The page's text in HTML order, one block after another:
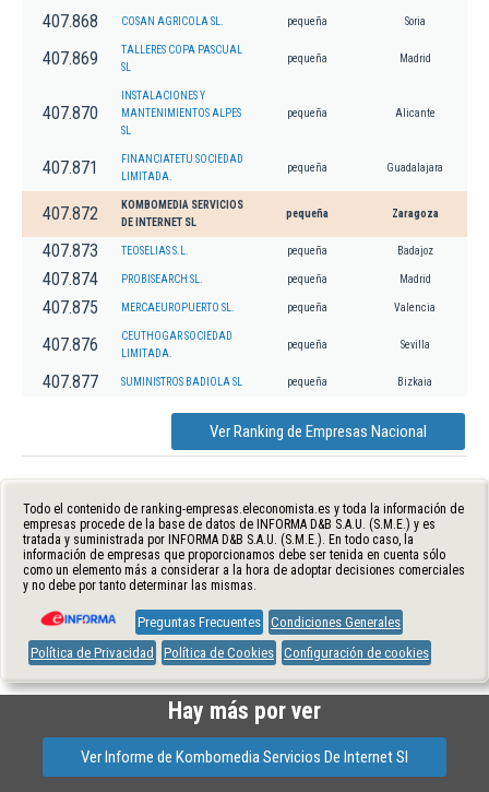
407.868 COSAN AGRICOLA SL. pequeña Soria
407.869
TALLERES COPA PASCUAL
SL
pequeña Madrid
407.870
INSTALACIONES Y
MANTENIMIENTOS ALPES
SL
pequeña Alicante
407.871
FINANCIATETU SOCIEDAD
LIMITADA.
pequeña Guadalajara
407.872
KOMBOMEDIA SERVICIOS
DE INTERNET SL
pequeña Zaragoza
407.873 TEOSELIAS S.L. pequeña Badajoz
407.874 PROBISEARCH SL. pequeña Madrid
407.875 MERCAEUROPUERTO SL. pequeña Valencia
407.876
CEUTHOGAR SOCIEDAD
LIMITADA.
pequeña Sevilla
407.877 SUMINISTROS BADIOLA SL pequeña Bizkaia
Ver Ranking de Empresas Nacional
Todo el contenido de ranking-empresas.eleconomista.es y toda la información de
empresas procede de la base de datos de INFORMA D&B S.A.U. (S.M.E.) y es
tratada y suministrada por INFORMA D&B S.A.U. (S.M.E.). En todo caso, la
información de empresas que proporcionamos debe ser tenida en cuenta sólo
como un elemento más a considerar a la hora de adoptar decisiones comerciales
y no debe por tanto determinar las mismas.
Preguntas Frecuentes Condiciones Generales
Política de Privacidad
Política de Cookies Configuración de cookies
Hay más por ver
Ver Informe de Kombomedia Servicios De Internet Sl